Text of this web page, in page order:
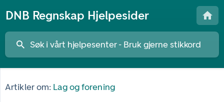
DNB Regnskap Hjelpesider
Artikler om: Lag og forening